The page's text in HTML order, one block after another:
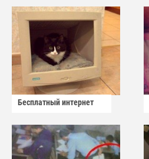
Бесплатный интернет